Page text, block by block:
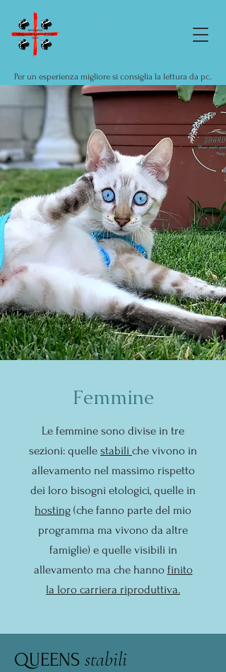
Per un esperienza migliore si consiglia la lettura da pc.
Femmine
Le femmine sono divise in tre
sezioni: quelle stabili che vivono in
allevamento nel massimo rispetto
dei loro bisogni etologici, quelle in
hosting (che fanno parte del mio
programma ma vivono da altre
famiglie) e quelle visibili in
allevamento ma che hanno finito
la loro carriera riproduttiva.
QUEENS stabili